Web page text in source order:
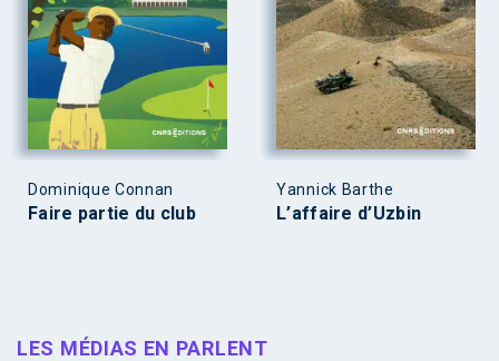
Dominique Connan
Faire partie du club
Yannick Barthe
L’affaire d’Uzbin
LES MÉDIAS EN PARLENT